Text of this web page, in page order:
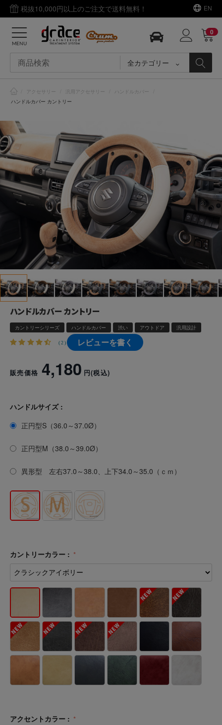
税抜10,000円以上のご注文で送料無料！ EN
全カテゴリー
0
MENU
アクセサリー 汎用アクセサリー ハンドルカバー
ハンドルカバー カントリー
ハンドルカバー カントリー
カントリーシリーズ ハンドルカバー 渋い アウトドア 汎用設計
(2) レビューを書く
販売価格 4,180 円(税込)
ハンドルサイズ :
正円型S（36.0～37.0Ø）
正円型M（38.0～39.0Ø）
異形型 左右37.0～38.0、上下34.0～35.0（ｃｍ）
カントリーカラー :
アクセントカラー :